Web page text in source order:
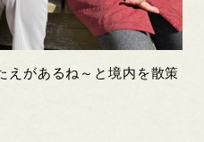
えがあるね～と境内を散策